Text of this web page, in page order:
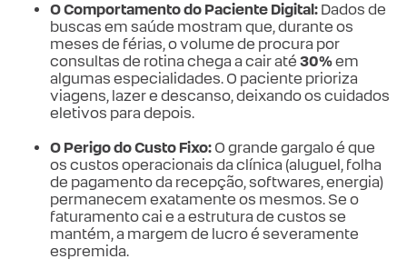
O Comportamento do Paciente Digital: Dados de
buscas em saúde mostram que, durante os
meses de férias, o volume de procura por
consultas de rotina chega a cair até 30%em
algumas especialidades. O paciente prioriza
viagens, lazer e descanso, deixando os cuidados
eletivos para depois.
O Perigo do Custo Fixo: O grande gargalo é que
os custos operacionais da clínica (aluguel, folha
de pagamento da recepção, softwares, energia)
permanecem exatamente os mesmos. Se o
faturamento cai e a estrutura de custos se
mantém, a margem de lucro é severamente
espremida.